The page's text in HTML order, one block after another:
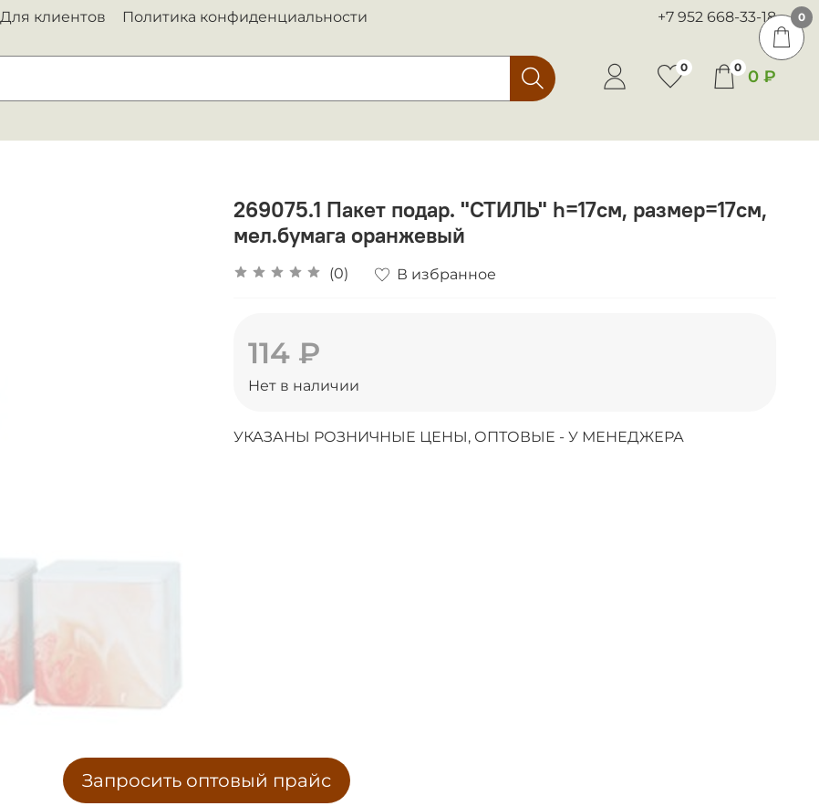
Для клиентов Политика конфиденциальности +7 952 668-33-18
0 0 0 ₽
269075.1 Пакет подар. "СТИЛЬ" h=17см, размер=17см,
мел.бумага оранжевый
(0) В избранное
114 ₽
Нет в наличии
УКАЗАНЫ РОЗНИЧНЫЕ ЦЕНЫ, ОПТОВЫЕ - У МЕНЕДЖЕРА
Запросить оптовый прайс
0